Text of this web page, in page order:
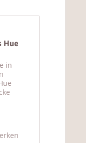
Hue
in